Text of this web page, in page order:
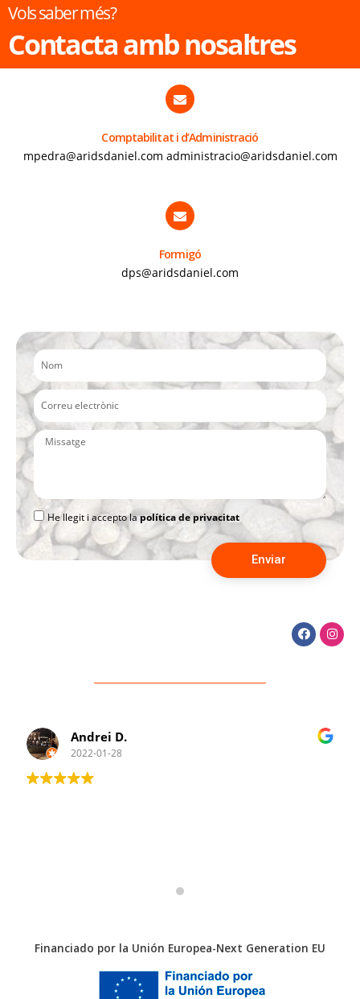
Vols saber més?
Contacta amb nosaltres
Comptabilitat i d’Administració
mpedra@aridsdaniel.com administracio@aridsdaniel.com
Formigó
dps@aridsdaniel.com
He llegit i accepto lapolítica de privacitat
Enviar
Andrei D.
2022-01-28
Financiado por la Unión Europea-Next Generation EU